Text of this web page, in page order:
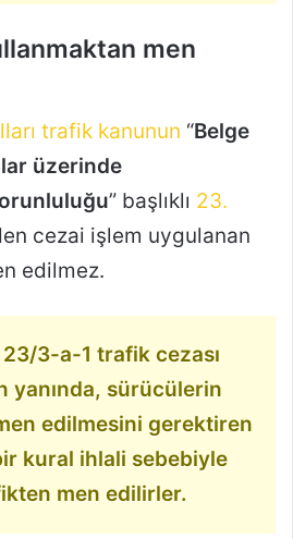
men
trafik kanunun “Belge
üzerinde
” başlıklı 23.
cezai işlem uygulanan
edilmez.
3-a-1 trafik cezası
yanında, sürücülerin
edilmesini gerektiren
kural ihlali sebebiyle
men edilirler.